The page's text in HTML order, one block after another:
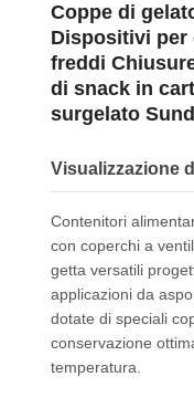
Coppe di
Dispositivi per
freddi
di snack in
surgelato
Visualizzazione
Contenitori
con coperchi a
getta versatili
applicazioni da
dotate di speciali
conservazione
temperatura.